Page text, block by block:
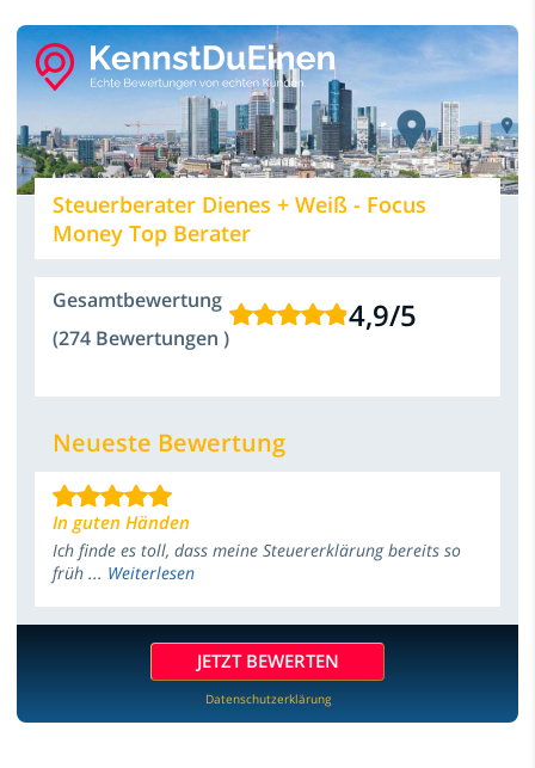
Steuerberater Dienes + Weiß - Focus
Money Top Berater
Gesamtbewertung
(274 Bewertungen )
4,9/5
Neueste Bewertung
In guten Händen
Ich finde es toll, dass meine Steuererklärung bereits so
früh ... Weiterlesen
JETZT BEWERTEN
Datenschutzerklärung